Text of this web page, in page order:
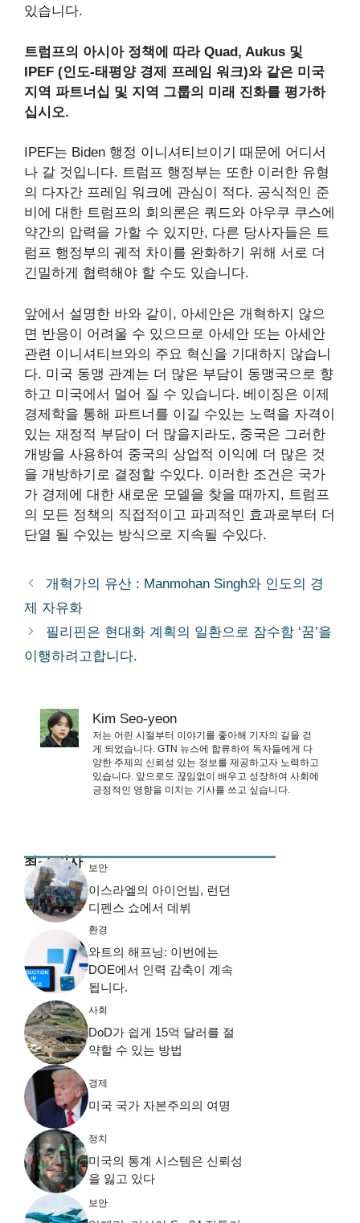
있습니다.
트럼프의 아시아 정책에 따라 Quad, Aukus 및
IPEF (인도-태평양 경제 프레임 워크)와 같은 미국
지역 파트너십 및 지역 그룹의 미래 진화를 평가하
십시오.
IPEF는 Biden 행정 이니셔티브이기 때문에 어디서
나 갈 것입니다. 트럼프 행정부는 또한 이러한 유형
의 다자간 프레임 워크에 관심이 적다. 공식적인 준
비에 대한 트럼프의 회의론은 쿼드와 아우쿠 쿠스에
약간의 압력을 가할 수 있지만, 다른 당사자들은 트
럼프 행정부의 궤적 차이를 완화하기 위해 서로 더
긴밀하게 협력해야 할 수도 있습니다.
앞에서 설명한 바와 같이, 아세안은 개혁하지 않으
면 반응이 어려울 수 있으므로 아세안 또는 아세안
관련 이니셔티브와의 주요 혁신을 기대하지 않습니
다. 미국 동맹 관계는 더 많은 부담이 동맹국으로 향
하고 미국에서 멀어 질 수 있습니다. 베이징은 이제
경제학을 통해 파트너를 이길 수있는 노력을 자격이
있는 재정적 부담이 더 많을지라도, 중국은 그러한
개방을 사용하여 중국의 상업적 이익에 더 많은 것
을 개방하기로 결정할 수있다. 이러한 조건은 국가
가 경제에 대한 새로운 모델을 찾을 때까지, 트럼프
의 모든 정책의 직접적이고 파괴적인 효과로부터 더
단열 될 수있는 방식으로 지속될 수있다.
개혁가의 유산 : Manmohan Singh와 인도의 경
제 자유화
필리핀은 현대화 계획의 일환으로 잠수함 ‘꿈’을
이행하려고합니다.
Kim Seo-yeon
저는 어린 시절부터 이야기를 좋아해 기자의 길을 걷
게 되었습니다. GTN 뉴스에 합류하여 독자들에게 다
양한 주제의 신뢰성 있는 정보를 제공하고자 노력하고
있습니다. 앞으로도 끊임없이 배우고 성장하여 사회에
긍정적인 영향을 미치는 기사를 쓰고 싶습니다.
최근 기사 보안
이스라엘의 아이언빔, 런던
디펜스 쇼에서 데뷔
환경
와트의 해프닝: 이번에는
DOE에서 인력 감축이 계속
됩니다.
사회
DoD가 쉽게 15억 달러를 절
약할 수 있는 방법
경제
미국 국가 자본주의의 여명
정치
미국의 통계 시스템은 신뢰성
을 잃고 있다
보안